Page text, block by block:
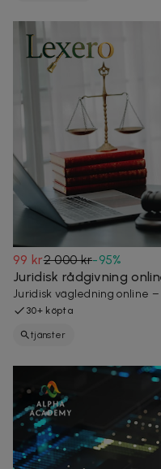
99 kr2 000 kr-95%
Juridisk rådgivning
Juridisk vägledning online
30+ köpta
tjänster